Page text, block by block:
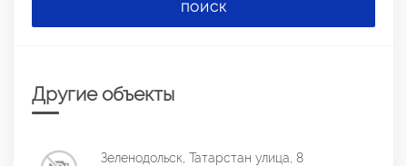
ПОИСК
Другие объекты
Зеленодольск, Татарстан улица, 8